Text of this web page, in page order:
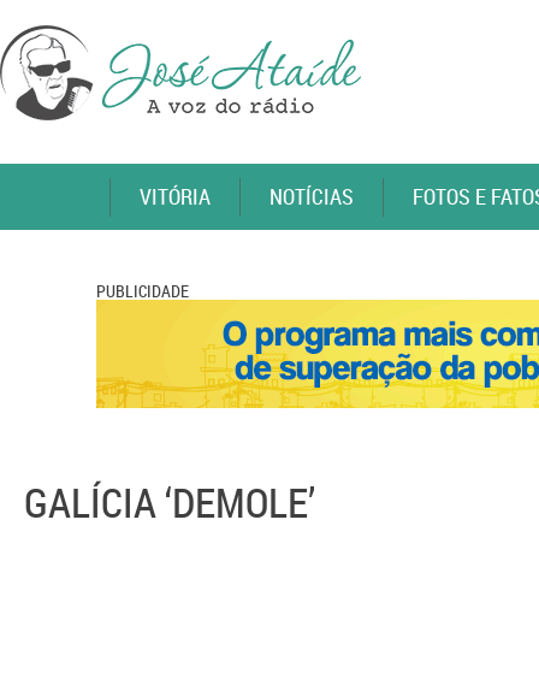
VITÓRIA NOTÍCIAS FOTOS E
PUBLICIDADE
GALÍCIA ‘DEMOLE’